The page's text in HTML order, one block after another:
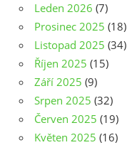
Leden 2026 (7)
Prosinec 2025 (18)
Listopad 2025 (34)
Říjen 2025 (15)
Září 2025 (9)
Srpen 2025 (32)
Červen 2025 (19)
Květen 2025 (16)